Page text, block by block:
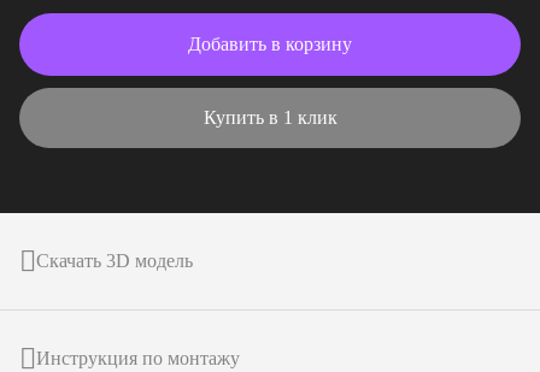
Добавить в корзину
Купить в 1 клик
Скачать 3D модель
Инструкция по монтажу